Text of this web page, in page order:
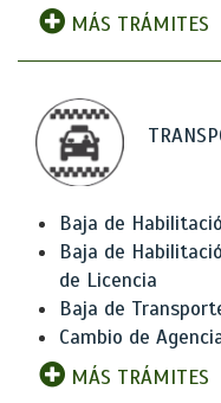
MÁS TRÁMITES
Baja de
Baja de
de Licencia
Baja de
Cambio de
MÁS TRÁMITES